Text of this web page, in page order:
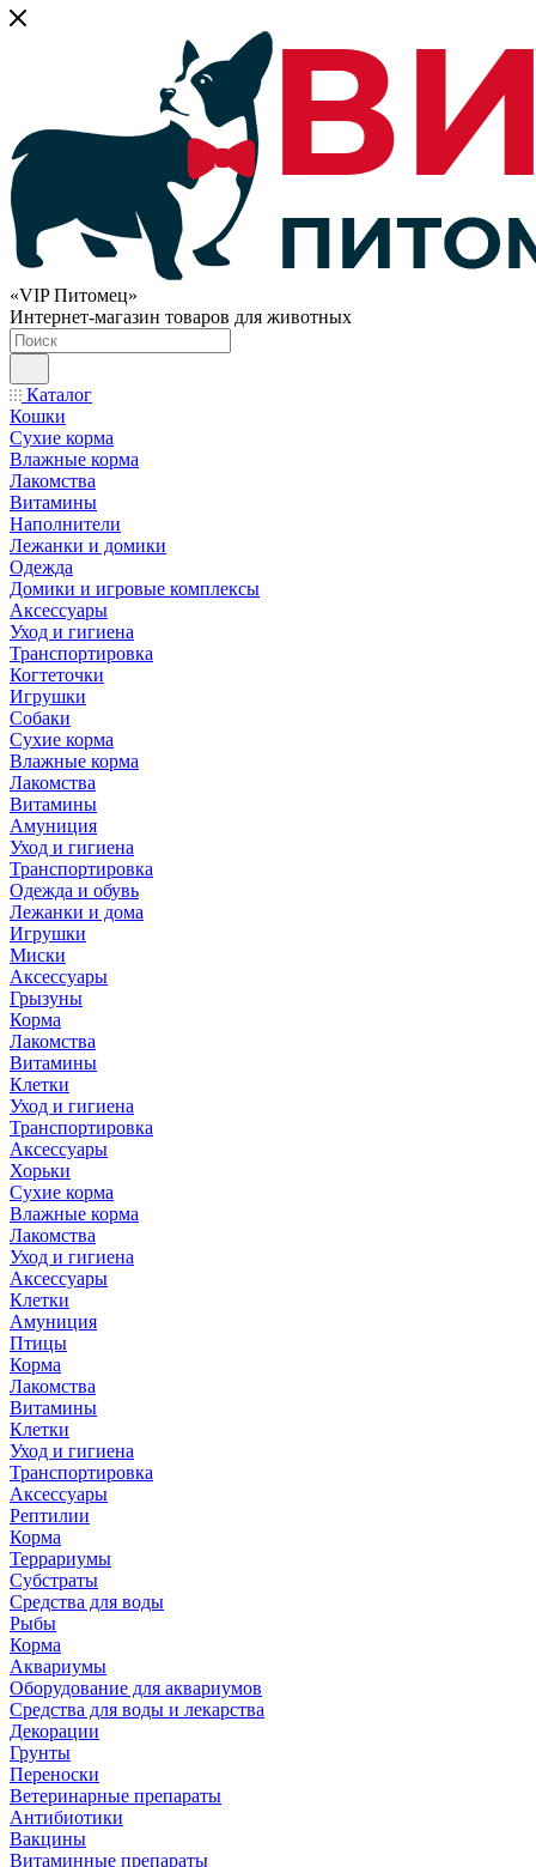
«VIP Питомец»
Интернет-магазин товаров для животных
Каталог
Кошки
Сухие корма
Влажные корма
Лакомства
Витамины
Наполнители
Лежанки и домики
Одежда
Домики и игровые комплексы
Аксессуары
Уход и гигиена
Транспортировка
Когтеточки
Игрушки
Собаки
Сухие корма
Влажные корма
Лакомства
Витамины
Амуниция
Уход и гигиена
Транспортировка
Одежда и обувь
Лежанки и дома
Игрушки
Миски
Аксессуары
Грызуны
Корма
Лакомства
Витамины
Клетки
Уход и гигиена
Транспортировка
Аксессуары
Хорьки
Сухие корма
Влажные корма
Лакомства
Уход и гигиена
Аксессуары
Клетки
Амуниция
Птицы
Корма
Лакомства
Витамины
Клетки
Уход и гигиена
Транспортировка
Аксессуары
Рептилии
Корма
Террариумы
Субстраты
Средства для воды
Рыбы
Корма
Аквариумы
Оборудование для аквариумов
Средства для воды и лекарства
Декорации
Грунты
Переноски
Ветеринарные препараты
Антибиотики
Вакцины
Витаминные препараты